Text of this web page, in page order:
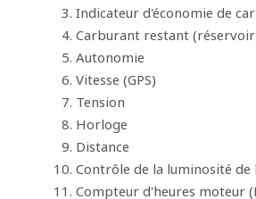
Indicateur d'économie de
Carburant restant
Autonomie
Vitesse (GPS)
Tension
Horloge
Distance
Contrôle de la luminosité de
Compteur d'heures moteur